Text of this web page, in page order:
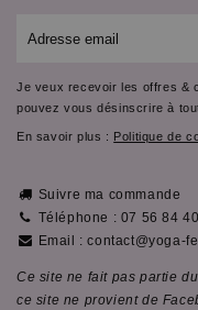
mail
Je veux recevoir les offres &
pouvez vous désinscrire à
En savoir plus : Politique de
Suivre ma commande
Téléphone : 07 56 84
Email : contact@yoga-
Ce site ne fait pas partie
ce site ne provient de